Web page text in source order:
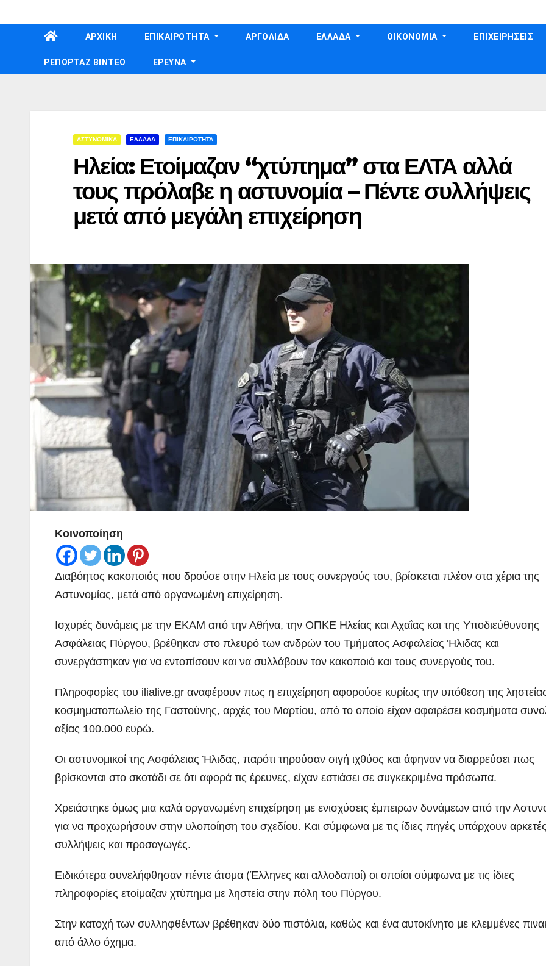
to
ΑΡΧΙΚΗ ΕΠΙΚΑΙΡΟΤΗΤΑ ΑΡΓΟΛΙΔΑ ΕΛΛΑΔΑ ΟΙΚΟΝΟΜΙΑ ΕΠΙΧΕΙΡΗΣΕΙΣ
ΡΕΠΟΡΤΑΖ ΒΙΝΤΕΟ ΕΡΕΥΝΑ
ΑΣΤΥΝΟΜΙΚΑ ΕΛΛΑΔΑ ΕΠΙΚΑΙΡΟΤΗΤΑ
Ηλεία: Ετοίμαζαν “χτύπημα” στα ΕΛΤΑ αλλά
τους πρόλαβε η αστυνομία – Πέντε συλλήψεις
μετά από μεγάλη επιχείρηση
Κοινοποίηση
Διαβόητος κακοποιός που δρούσε στην Ηλεία με τους συνεργούς του, βρίσκεται πλέον στα χέρια της
Αστυνομίας, μετά από οργανωμένη επιχείρηση.
Ισχυρές δυνάμεις με την ΕΚΑΜ από την Αθήνα, την ΟΠΚΕ Ηλείας και Αχαΐας και της Υποδιεύθυνσης
Ασφάλειας Πύργου, βρέθηκαν στο πλευρό των ανδρών του Τμήματος Ασφαλείας Ήλιδας και
συνεργάστηκαν για να εντοπίσουν και να συλλάβουν τον κακοποιό και τους συνεργούς του.
Πληροφορίες του ilialive.gr αναφέρουν πως η επιχείρηση αφορούσε κυρίως την υπόθεση της
κοσμηματοπωλείο της Γαστούνης, αρχές του Μαρτίου, από το οποίο είχαν αφαιρέσει κοσμήματα
αξίας 100.000 ευρώ.
Οι αστυνομικοί της Ασφάλειας Ήλιδας, παρότι τηρούσαν σιγή ιχθύος και άφηναν να διαρρεύσει πως
βρίσκονται στο σκοτάδι σε ότι αφορά τις έρευνες, είχαν εστιάσει σε συγκεκριμένα πρόσωπα.
Χρειάστηκε όμως μια καλά οργανωμένη επιχείρηση με ενισχύσεις έμπειρων δυνάμεων από την
για να προχωρήσουν στην υλοποίηση του σχεδίου. Και σύμφωνα με τις ίδιες πηγές υπάρχουν αρκετές
συλλήψεις και προσαγωγές.
Ειδικότερα συνελήφθησαν πέντε άτομα (Έλληνες και αλλοδαποί) οι οποίοι σύμφωνα με τις ίδιες
πληροφορίες ετοίμαζαν χτύπημα με ληστεία στην πόλη του Πύργου.
Στην κατοχή των συλληφθέντων βρέθηκαν δύο πιστόλια, καθώς και ένα αυτοκίνητο με κλεμμένες
από άλλο όχημα.